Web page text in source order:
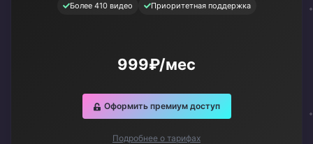
Более 410 видео Приоритетная поддержка
999₽/мес
Оформить премиум доступ
Подробнее о тарифах